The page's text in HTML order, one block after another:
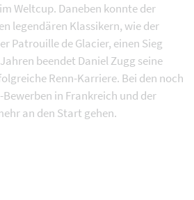
Weltcup. Daneben konnte der
legendären Klassikern, wie der
Patrouille de Glacier, einen Sieg
beendet Daniel Zugg seine
Renn-Karriere. Bei den noch
in Frankreich und der
an den Start gehen.